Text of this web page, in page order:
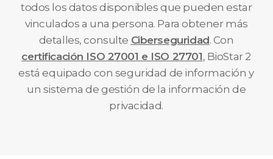
todos los datos disponibles que pueden estar
vinculados a una persona. Para obtener más
detalles, consulte Ciberseguridad. Con
certificación ISO 27001 e ISO 27701, BioStar 2
está equipado con seguridad de información y
un sistema de gestión de la información de
privacidad.